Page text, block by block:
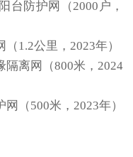
台防护网（2000户，
1.2公里，2023年）
隔离网（800米，2024
（500米，2023年）